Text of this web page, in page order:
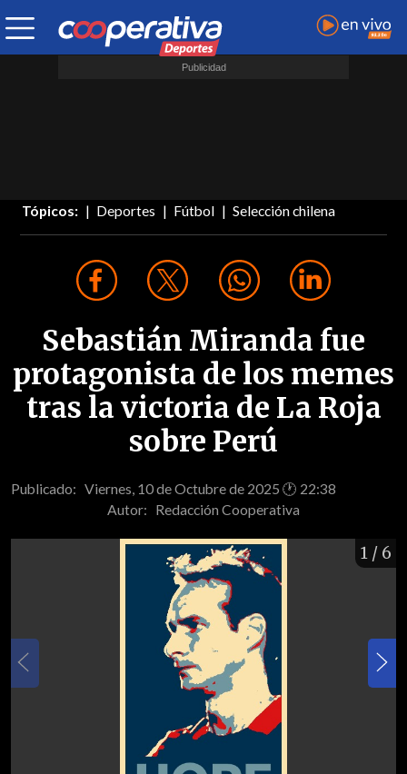
Tópicos: Deportes Fútbol Selección chilena
Sebastián Miranda fue
protagonista de los memes
tras la victoria de La Roja
sobre Perú
Publicado: Viernes, 10 de Octubre de 2025 🕐 22:38
Autor: Redacción Cooperativa
1 / 6